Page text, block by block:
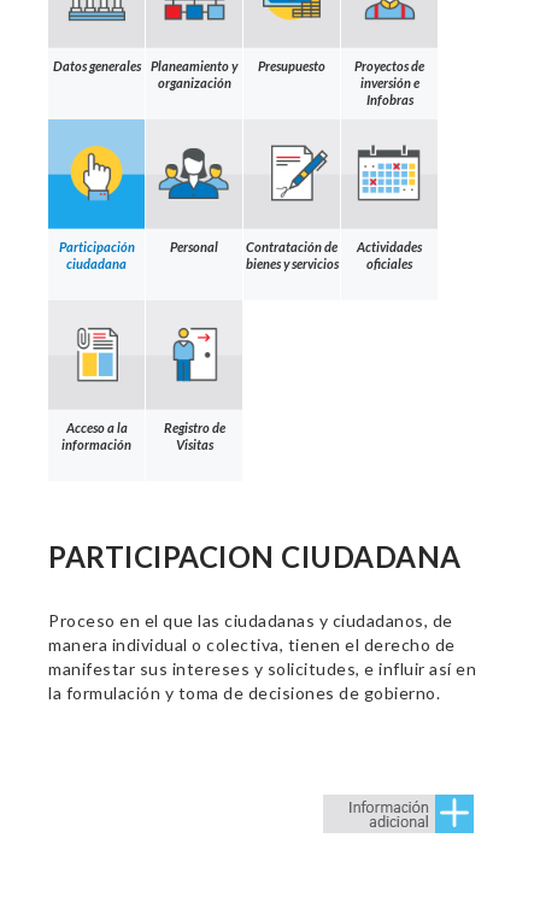
Datos generales
Planeamiento y
organización
Presupuesto
Proyectos de
inversión e
Infobras
Participación
ciudadana
Personal
Contratación de
bienes y servicios
Actividades
oficiales
Acceso a la
información
Registro de
Visitas
PARTICIPACION CIUDADANA
Proceso en el que las ciudadanas y ciudadanos, de
manera individual o colectiva, tienen el derecho de
manifestar sus intereses y solicitudes, e influir así en
la formulación y toma de decisiones de gobierno.